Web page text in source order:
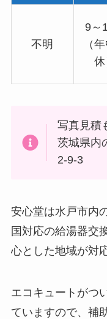
不明
9～
（
休
写真見積
茨城県内
2-9-3
安心堂は水戸市内
国対応の給湯器交
心とした地域が対
エコキュートがつ
ていますので、補